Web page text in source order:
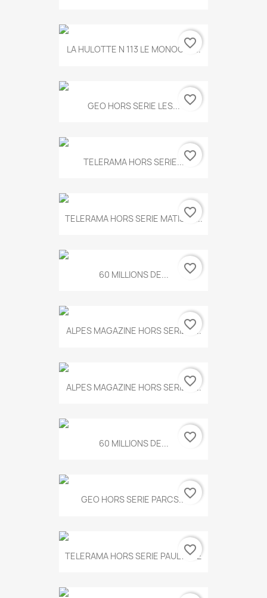
LA HULOTTE N 113 LE MONOCLE...
favorite_border
GEO HORS SERIE LES... favorite_border
TELERAMA HORS SERIE...favorite_border
TELERAMA HORS SERIE MATISSE...
favorite_border
60 MILLIONS DE... favorite_border
ALPES MAGAZINE HORS SERIE N...
favorite_border
ALPES MAGAZINE HORS SERIE N...
favorite_border
60 MILLIONS DE... favorite_border
GEO HORS SERIE PARCS...favorite_border
TELERAMA HORS SERIE PAUL KLEE
favorite_border